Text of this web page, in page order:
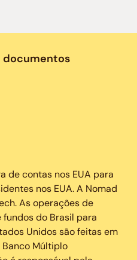
documentos
de contas nos EUA para
nos EUA. A Nomad
As operações de
do Brasil para
Unidos são feitas em
Banco Múltiplo